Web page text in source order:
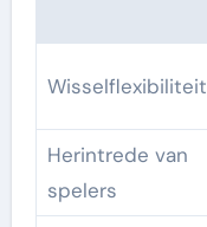
Wisselflexibiliteit
Herintrede van
spelers